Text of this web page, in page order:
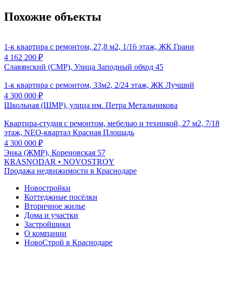
Похожие объекты
1-к квартира с ремонтом, 27,8 м2, 1/16 этаж, ЖК Грани
4 162 200 ₽
Славянский (СМР), Улица Заподный обход 45
1-к квартира с ремонтом, 33м2, 2/24 этаж, ЖК Лучший
4 300 000 ₽
Школьная (ШМР), улица им. Петра Метальникова
Квартира-студия с ремонтом, мебелью и техникой, 27 м2, 7/18
этаж, NEO-квартал Красная Площадь
4 300 000 ₽
Энка (ЖМР), Кореновская 57
KRASNODAR • NOVOSTROY
Продажа недвижимости в Краснодаре
Новостройки
Коттеджные посёлки
Вторичное жилье
Дома и участки
Застройщики
О компании
НовоСтрой в Краснодаре